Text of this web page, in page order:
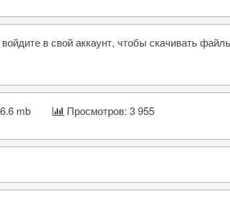
в свой аккаунт, чтобы скачивать
mb Просмотров: 3 955